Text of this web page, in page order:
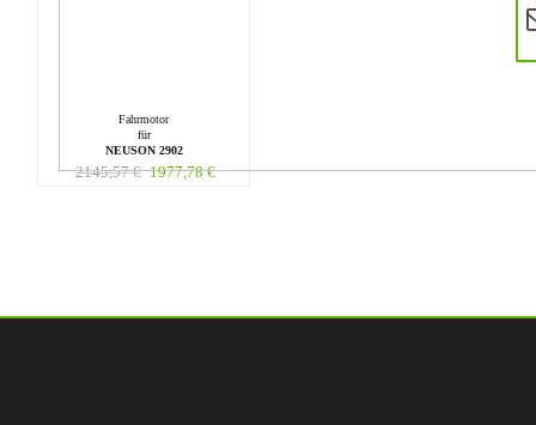
Fahrmotor
für
NEUSON 2902
2145,57€ 1977,78€